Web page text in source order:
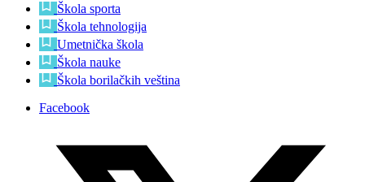
Škola sporta
Škola tehnologija
Umetnička škola
Škola nauke
Škola borilačkih veština
Facebook